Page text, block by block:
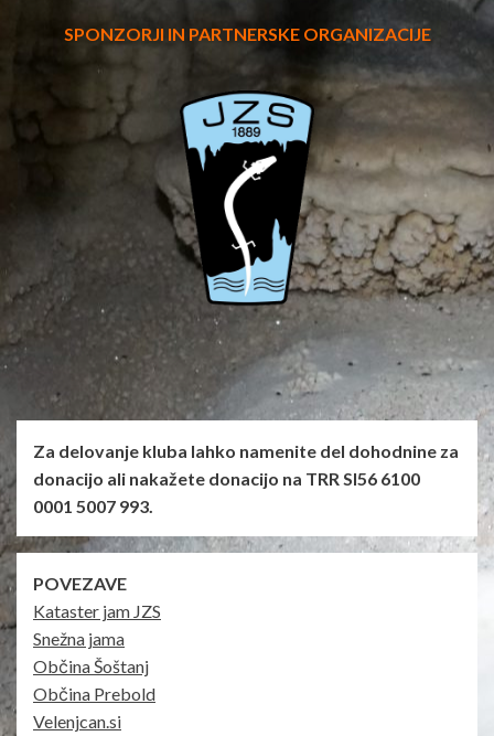
SPONZORJI IN PARTNERSKE ORGANIZACIJE
Za delovanje kluba lahko namenite del dohodnine za
donacijo ali nakažete donacijo na TRR SI56 6100
0001 5007 993.
POVEZAVE
Kataster jam JZS
Snežna jama
Občina Šoštanj
Občina Prebold
Velenjcan.si